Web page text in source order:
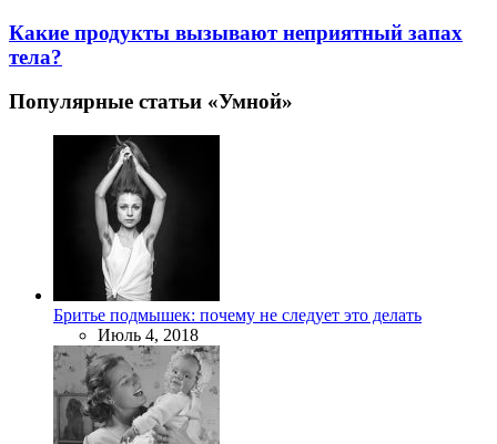
Какие продукты вызывают неприятный запах
тела?
Популярные статьи «Умной»
Бритье подмышек: почему не следует это делать
Июль 4, 2018